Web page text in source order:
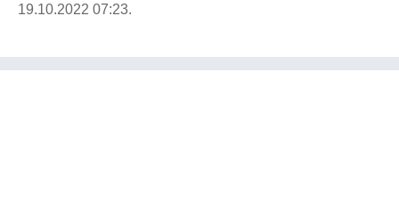
19.10.2022 07:23.